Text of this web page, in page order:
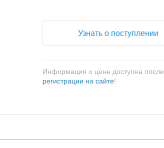
Узнать о поступлении
Информация о цене доступна после
регистрации на сайте!